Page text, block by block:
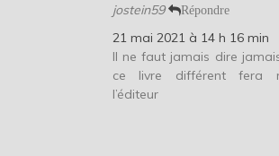
jostein59 Répondre
21 mai 2021 à 14 h 16 min
Il ne faut jamais dire
ce livre différent fera
l’éditeur